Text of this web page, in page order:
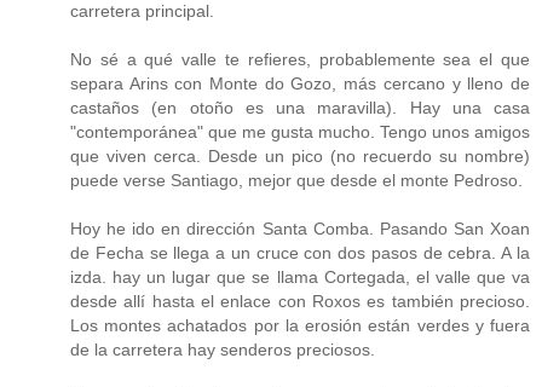
carretera principal.
No sé a qué valle te refieres, probablemente sea el que
separa Arins con Monte do Gozo, más cercano y lleno de
castaños (en otoño es una maravilla). Hay una casa
"contemporánea" que me gusta mucho. Tengo unos amigos
que viven cerca. Desde un pico (no recuerdo su nombre)
puede verse Santiago, mejor que desde el monte Pedroso.
Hoy he ido en dirección Santa Comba. Pasando San Xoan
de Fecha se llega a un cruce con dos pasos de cebra. A la
izda. hay un lugar que se llama Cortegada, el valle que va
desde allí hasta el enlace con Roxos es también precioso.
Los montes achatados por la erosión están verdes y fuera
de la carretera hay senderos preciosos.